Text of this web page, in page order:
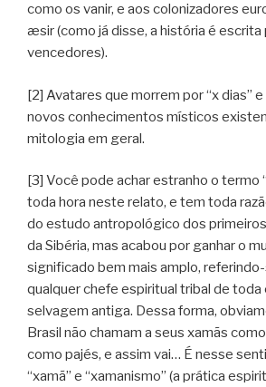
como os vanir, e aos colonizadores
æsir (como já disse, a história é escrita
vencedores).
[2] Avatares que morrem por “x dias”
novos conhecimentos místicos
mitologia em geral.
[3] Você pode achar estranho o termo
toda hora neste relato, e tem toda
do estudo antropológico dos
da Sibéria, mas acabou por ganhar o
significado bem mais amplo,
qualquer chefe espiritual tribal de toda
selvagem antiga. Dessa forma,
Brasil não chamam a seus xamãs
como pajés, e assim vai… É nesse
“xamã” e “xamanismo” (a prática